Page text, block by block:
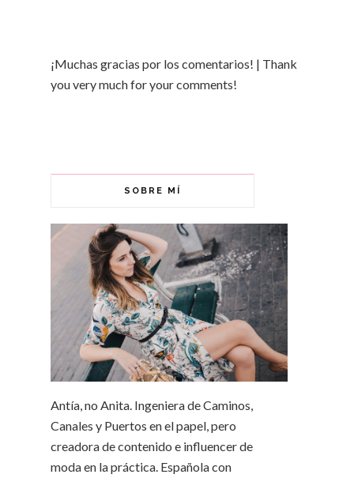
¡Muchas gracias por los comentarios! | Thank
you very much for your comments!
SOBRE MÍ
Antía, no Anita. Ingeniera de Caminos,
Canales y Puertos en el papel, pero
creadora de contenido e influencer de
moda en la práctica. Española con